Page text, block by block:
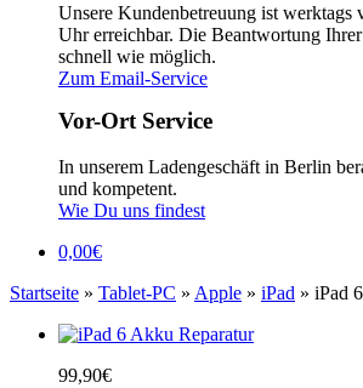
Unsere Kundenbetreuung ist werktags
Uhr erreichbar. Die Beantwortung
schnell wie möglich.
Zum Email-Service
Vor-Ort Service
In unserem Ladengeschäft in Berlin
und kompetent.
Wie Du uns findest
0,00€
Startseite » Tablet-PC » Apple » iPad » iPad 6
99,90€